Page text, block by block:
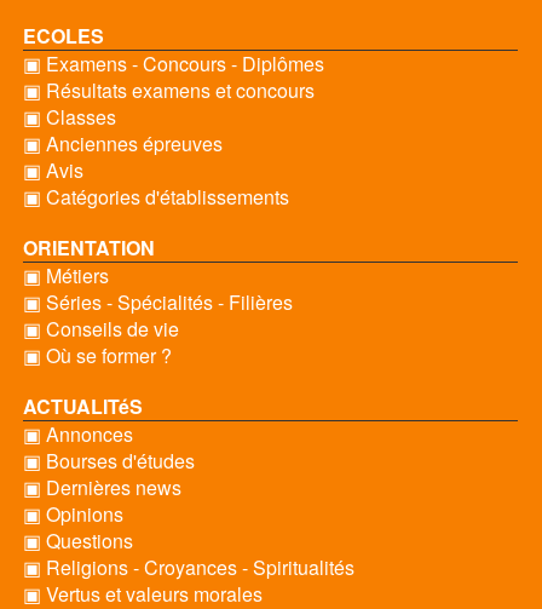
ECOLES
▣ Examens - Concours - Diplômes
▣ Résultats examens et concours
▣ Classes
▣ Anciennes épreuves
▣ Avis
▣ Catégories d'établissements
ORIENTATION
▣ Métiers
▣ Séries - Spécialités - Filières
▣ Conseils de vie
▣ Où se former ?
ACTUALITéS
▣ Annonces
▣ Bourses d'études
▣ Dernières news
▣ Opinions
▣ Questions
▣ Religions - Croyances - Spiritualités
▣ Vertus et valeurs morales